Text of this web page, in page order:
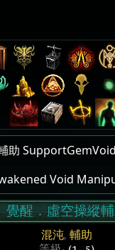
助
Void
覺醒．虛空操縱
混沌, 輔助